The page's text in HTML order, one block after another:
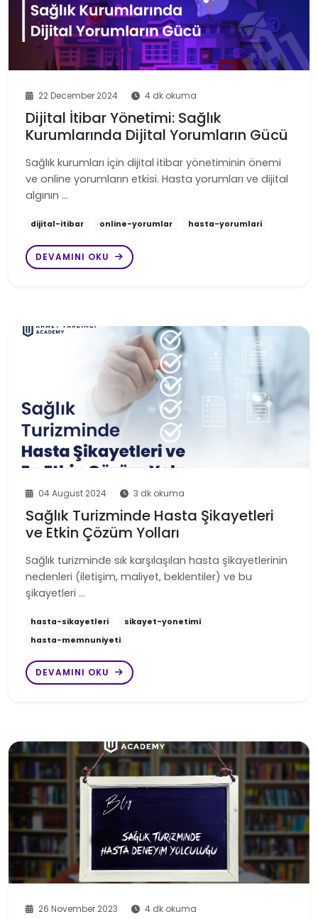
22 December 2024 4 dk okuma
Dijital İtibar Yönetimi: Sağlık
Kurumlarında Dijital Yorumların Gücü
Sağlık kurumları için dijital itibar yönetiminin önemi
ve online yorumların etkisi. Hasta yorumları ve dijital
algının …
dijital-itibar online-yorumlar hasta-yorumlari
DEVAMINI OKU
04 August 2024 3 dk okuma
Sağlık Turizminde Hasta Şikayetleri
ve Etkin Çözüm Yolları
Sağlık turizminde sık karşılaşılan hasta şikayetlerinin
nedenleri (iletişim, maliyet, beklentiler) ve bu
şikayetleri …
hasta-sikayetleri
sikayet-yonetimi
hasta-memnuniyeti
DEVAMINI OKU
26 November 2023 4 dk okuma